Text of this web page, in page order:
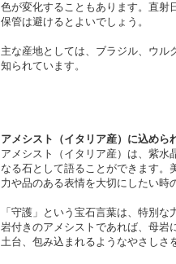
色が変化することもあります。直射
保管は避けるとよいでしょう。
主な産地としては、ブラジル、ウル
知られています。
アメシスト（イタリア産）に込めら
アメシスト（イタリア産）は、紫水
なる石として語ることができます。
力や品のある表情を大切にしたい時
「守護」という宝石言葉は、特別
岩付きのアメシストであれば、母岩
土台、包み込まれるようなやさしさ